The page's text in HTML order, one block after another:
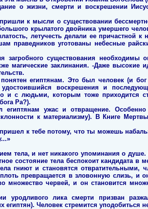
о жизни, смерти и воскрешении
к мысли о существовании
крылатого двойника умершего
летучесть делали ее причастной к
праведников уготованы небесные
загробного существования необходимы
магические заклинания. -Даже высокие
египтянам. Это был человек (и
воскрешения и
и с людьми, которым тоже приходится
Ра?).
ужас и отвращение.
к материализму). В Книге
к тебе потому, что ты можешь
тела, и нет никакого упоминания о
состояние тела беспокоит кандидата в
гниют и становятся отвратительными,
превращается в зловонную слизь, и
множество червей, и он становится
уродливого лика смерти призван
египтян). Человек стремится уподобиться